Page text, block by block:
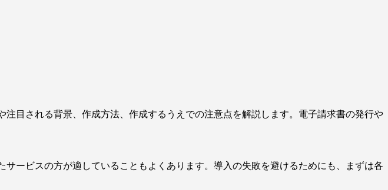
目される背景、作成方法、作成するうえでの注意点を解説します。電子請求書の発行や
サービスの方が適していることもよくあります。導入の失敗を避けるためにも、まずは各